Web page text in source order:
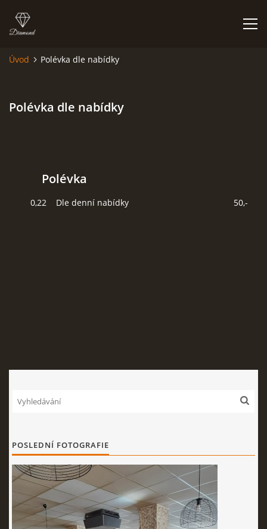
PROVOZNÍ DOBA
SEZNAM A OZNAČENÍ POTRAVINOVÝCH ALERGENŮ
BEZMASÁ JÍDLA,TĚSTOVINY,OBĚDOVÉ SALÁTY
MOUČNÍKY
NÁPOJOVÝ LÍSTEK - APERITIV,BÍLÁ VÍNA,ČERVENÁ
VÍNA,ŠUMIVÁ VÍNA
Úvod Polévka dle nabídky
Polévka dle nabídky
Polévka
0,22 Dle denní nabídky 50,-
POSLEDNÍ FOTOGRAFIE